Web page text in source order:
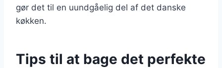
gør det til en uundgåelig del af det danske
køkken.
Tips til at bage det perfekte